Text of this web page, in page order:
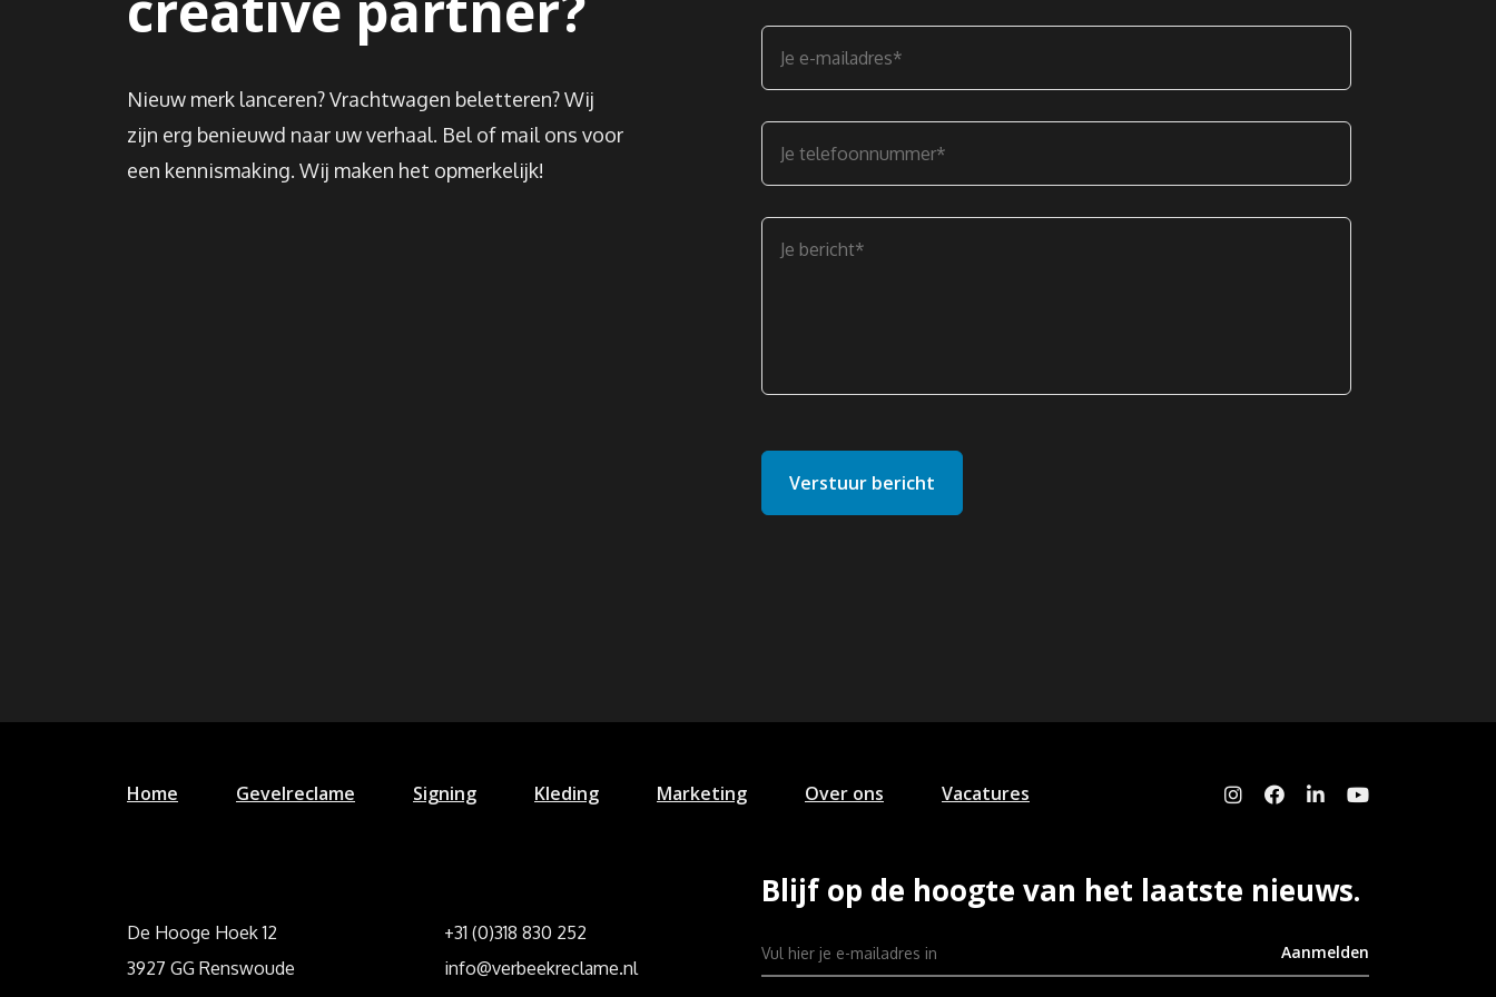
Nieuw merk lanceren? Vrachtwagen beletteren? Wij
zijn erg benieuwd naar uw verhaal. Bel of mail ons voor
een kennismaking. Wij maken het opmerkelijk!
Home Gevelreclame Signing Kleding Marketing Over ons Vacatures
De Hooge Hoek 12
3927 GG Renswoude
+31 (0)318 830 252
info@verbeekreclame.nl
Blijf op de hoogte van het laatste nieuws.